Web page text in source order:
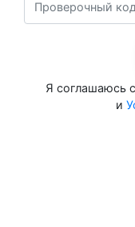
Я соглашаюсь с
и